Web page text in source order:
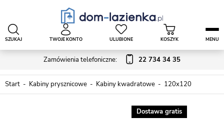
Zamówienia telefoniczne: 22 734 34 35
SZUKAJ TWOJE KONTO ULUBIONE KOSZYK MENU
Start Kabiny prysznicowe Kabiny kwadratowe 120x120
Dostawa gratis